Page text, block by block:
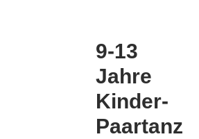
9-13
Jahre
Kinder-
Paartanz